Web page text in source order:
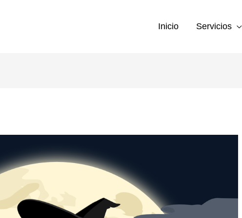
Inicio Servicios